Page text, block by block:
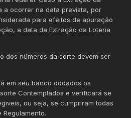
a ocorrer na data prevista, por
para efeitos de apuração
a data da Extração da Loteria
dos nümeros da sorte devem ser
em seu banco dddados os
Contemplados e verificará se
ou seja, se cumpriram todas